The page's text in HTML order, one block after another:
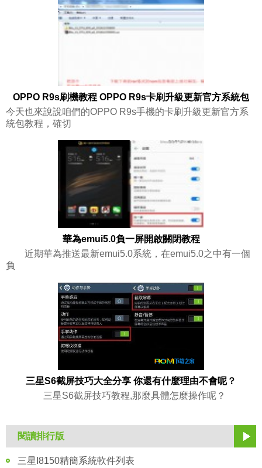
OPPO R9s刷機教程 OPPO R9s卡刷升級更新官方系統包
今天也來說說咱們的OPPO R9s手機的卡刷升級更新官方系
統包教程，確切
華為emui5.0負一屏開啟關閉教程
近期華為推送最新emui5.0系統，在emui5.0之中有一個
負
三星S6截屏技巧大全分享 你還有什麼理由不會呢？
三星S6截屏技巧教程,那麼具體怎麼操作呢？
閱讀排行版
三星I8150精簡系統軟件列表